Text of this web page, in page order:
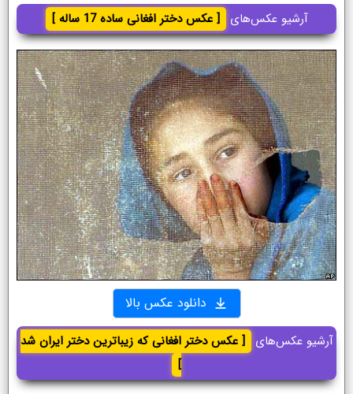
آرشیو عکس‌های [ عکس دختر افغانی ساده 17 ساله ]
دانلود عکس بالا
آرشیو عکس‌های
[ عکس دختر افغانی که زیباترین دختر ایران شد
]